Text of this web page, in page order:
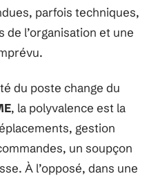
parfois techniques,
de l’organisation et une
du poste change du
, la polyvalence est la
gestion
un soupçon
À l’opposé, dans une